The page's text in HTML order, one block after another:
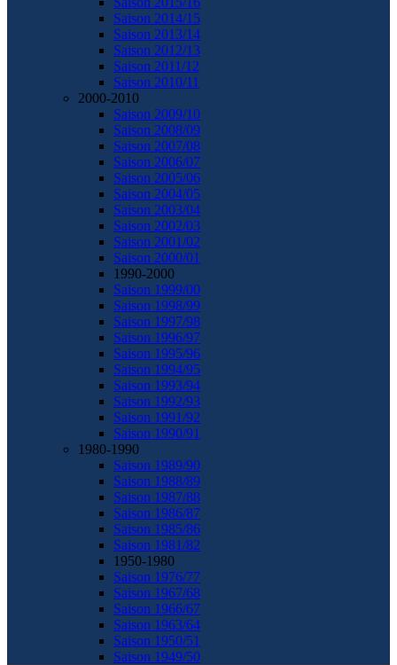
Saison 2014/15
Saison 2013/14
Saison 2012/13
Saison 2011/12
Saison 2010/11
2000-2010
Saison 2009/10
Saison 2008/09
Saison 2007/08
Saison 2006/07
Saison 2005/06
Saison 2004/05
Saison 2003/04
Saison 2002/03
Saison 2001/02
Saison 2000/01
1990-2000
Saison 1999/00
Saison 1998/99
Saison 1997/98
Saison 1996/97
Saison 1995/96
Saison 1994/95
Saison 1993/94
Saison 1992/93
Saison 1991/92
Saison 1990/91
1980-1990
Saison 1989/90
Saison 1988/89
Saison 1987/88
Saison 1986/87
Saison 1985/86
Saison 1981/82
1950-1980
Saison 1976/77
Saison 1967/68
Saison 1966/67
Saison 1963/64
Saison 1950/51
Saison 1949/50